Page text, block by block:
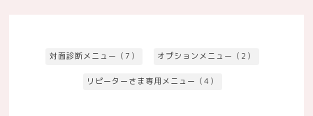
対面診断メニュー（7） オプションメニュー（2）
リピーターさま専用メニュー（4）